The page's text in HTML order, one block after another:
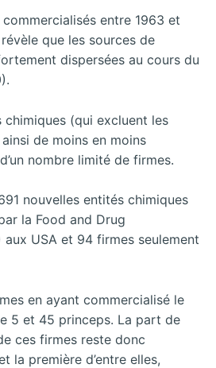
commercialisés entre 1963 et
que les sources de
dispersées au cours du
chimiques (qui excluent les
de moins en moins
nombre limité de firmes.
nouvelles entités chimiques
la Food and Drug
USA et 94 firmes seulement
en ayant commercialisé le
5 et 45 princeps. La part de
ces firmes reste donc
la première d’entre elles,